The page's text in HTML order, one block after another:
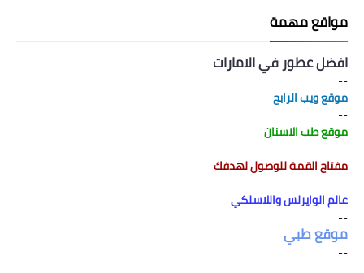
مواقع مهمة
افضل عطور في الامارات
--
موقع ويب الرابح
--
موقع طب الاسنان
--
مفتاح القمة للوصول لهدفك
--
عالم الوايرلس واللاسلكي
--
موقع طبي
--